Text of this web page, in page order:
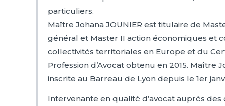
particuliers.
Maître Johana JOUNIER est titulaire de
général et Master II action économiques et
collectivités territoriales en Europe et du
Profession d’Avocat obtenu en 2015. Maître
inscrite au Barreau de Lyon depuis le 1er
Intervenante en qualité d’avocat auprès